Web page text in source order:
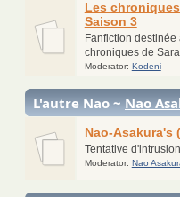
Les
Saison 3
Fanfiction
chroniques de
Moderator: Kodeni
L'autre Nao ~Nao
Nao-Asakura's
Tentative
Moderator: Nao